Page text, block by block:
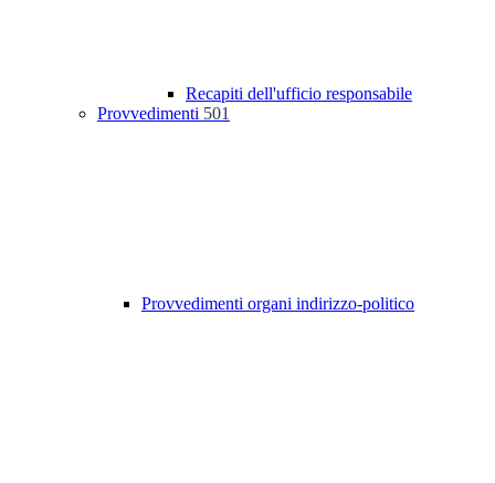
Recapiti dell'ufficio responsabile
Provvedimenti 501
Provvedimenti organi indirizzo-politico